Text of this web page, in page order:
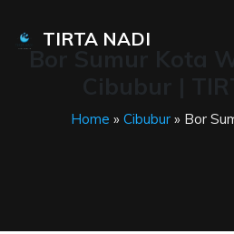
TIRTA NADI
Bor Sumur Kota
Home » Cibubur » Bor